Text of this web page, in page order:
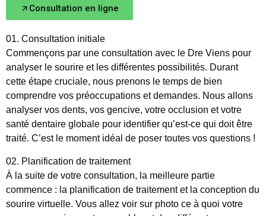
Consultation en ligne
01. Consultation initiale
Commençons par une consultation avec le Dre Viens pour
analyser le sourire et les différentes possibilités. Durant
cette étape cruciale, nous prenons le temps de bien
comprendre vos préoccupations et demandes. Nous allons
analyser vos dents, vos gencive, votre occlusion etvotre
santé dentaire globale pour identifier qu’est-ce qui doit être
traité. C’est le moment idéal de poser toutes vos questions !
02. Planification de traitement
À la suite de votre consultation, la meilleure partie
commence : la planification de traitement et la conception du
sourire virtuelle. Vous allez voir sur photo ce à quoi votre